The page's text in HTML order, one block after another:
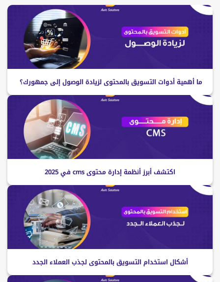
ما أهمية أدوات التسويق بالمحتوى لزيادة الوصول إلى جمهورك؟
اكتشف أبرز أنظمة إدارة محتوى cms في 2025
أشكال استخدام التسويق بالمحتوى لجذب العملاء الجدد